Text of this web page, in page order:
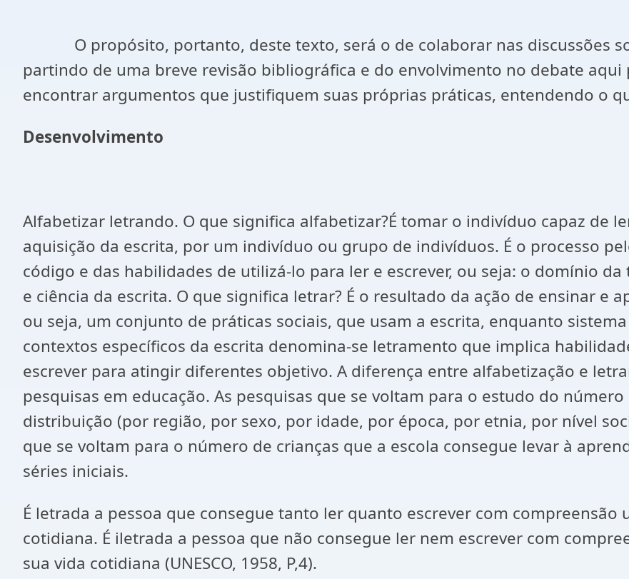
O propósito, portanto, deste texto, será o de colaborar nas discussões
partindo de uma breve revisão bibliográfica e do envolvimento no debate
encontrar argumentos que justifiquem suas próprias práticas, entendendo o
Desenvolvimento
Alfabetizar letrando. O que significa alfabetizar?É tomar o indivíduo capaz de
aquisição da escrita, por um indivíduo ou grupo de indivíduos. É o processo
código e das habilidades de utilizá-lo para ler e escrever, ou seja: o domínio
e ciência da escrita. O que significa letrar? É o resultado da ação de ensinar e
ou seja, um conjunto de práticas sociais, que usam a escrita, enquanto
contextos específicos da escrita denomina-se letramento que implica
escrever para atingir diferentes objetivo. A diferença entre alfabetização e
pesquisas em educação. As pesquisas que se voltam para o estudo do
distribuição (por região, por sexo, por idade, por época, por etnia, por nível
que se voltam para o número de crianças que a escola consegue levar à
séries iniciais.
É letrada a pessoa que consegue tanto ler quanto escrever com compreensão
cotidiana. É iletrada a pessoa que não consegue ler nem escrever com
sua vida cotidiana (UNESCO, 1958, P,4).